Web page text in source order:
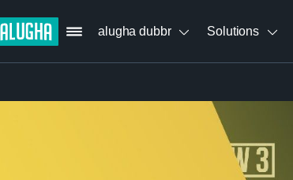
alugha dubbr Solutions